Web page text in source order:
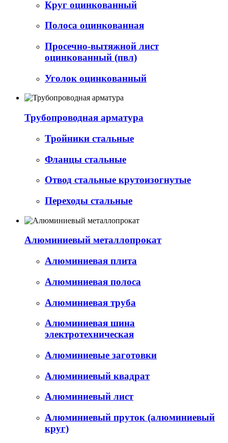
Круг оцинкованный
Полоса оцинкованная
Просечно-вытяжной лист
оцинкованный (пвл)
Уголок оцинкованный
Трубопроводная арматура
Тройники стальные
Фланцы стальные
Отвод стальные крутоизогнутые
Переходы стальные
Алюминиевый металлопрокат
Алюминиевая плита
Алюминиевая полоса
Алюминиевая труба
Алюминиевая шина
электротехническая
Алюминиевые заготовки
Алюминиевый квадрат
Алюминиевый лист
Алюминиевый пруток (алюминиевый
круг)